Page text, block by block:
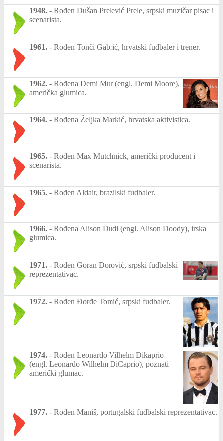
1948. - Rođen Dušan Prelević Prele, srpski muzičar pisac i
scenarista.
1961. - Rođen Tonči Gabrić, hrvatski fudbaler i trener.
1962. - Rođena Demi Mur (engl. Demi Moore),
američka glumica.
1964. - Rođena Željka Markić, hrvatska aktivistica.
1965. - Rođen Max Mutchnick, američki producent i
scenarista.
1965. - Rođen Aldair, brazilski fudbaler.
1966. - Rođena Alison Dudi (engl. Alison Doody), irska
glumica.
1971. - Rođen Goran Đorović, srpski fudbalski
reprezentativac.
1972. - Rođen Đorđe Tomić, srpski fudbaler.
1974. - Rođen Leonardo Vilhelm Dikaprio
(engl. Leonardo Wilhelm DiCaprio), poznati
američki glumac.
1977. - Rođen Maniš, portugalski fudbalski reprezentativac.